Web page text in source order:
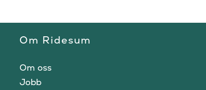
Om Ridesum
Om oss
Jobb